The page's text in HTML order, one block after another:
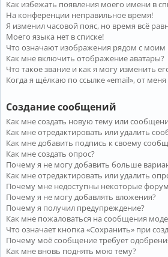
Как избежать появления моего имени в
На конференции неправильное время!
Я изменил часовой пояс, но время всё
Моего языка нет в списке!
Что означают изображения рядом с моим
Как мне включить отображение аватары?
Что такое звание и как я могу изменить
Когда я щёлкаю по ссылке «email», от
Создание сообщений
Как мне создать новую тему или
Как мне отредактировать или удалить
Как мне добавить подпись к своему
Как мне создать опрос?
Почему я не могу добавить больше
Как мне отредактировать или удалить
Почему мне недоступны некоторые
Почему я не могу добавлять вложения?
Почему я получил предупреждение?
Как мне пожаловаться на сообщения
Что означает кнопка «Сохранить» при
Почему моё сообщение требует
Как мне вновь поднять мою тему?